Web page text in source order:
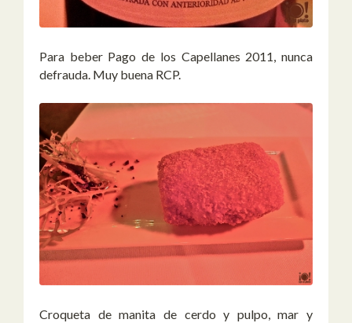
Para beber Pago de los Capellanes 2011, nunca
defrauda. Muy buena RCP.
Croqueta de manita de cerdo y pulpo, mar y